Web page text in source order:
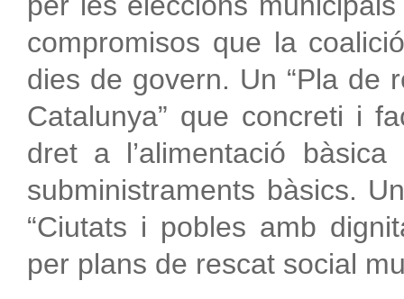
compromisos que la
dies de govern. Un “Pla de
Catalunya” que concreti i
dret a l’alimentació
subministraments bàsics.
“Ciutats i pobles amb
per plans de rescat social